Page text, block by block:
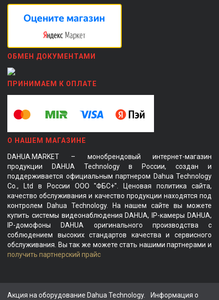
ОБМЕН ДОКУМЕНТАМИ
ПРИНИМАЕМ К ОПЛАТЕ
О НАШЕМ МАГАЗИНЕ
DAHUA.MARKET – монобрендовый интернет-магазин
продукции DAHUA Technology в России, создан и
поддерживается официальным партнером Dahua Technology
Co., Ltd в России ООО "ФБС+". Ценовая политика сайта,
качество обслуживания и качество продукции находятся под
контролем Dahua Technology. На нашем сайте вы можете
купить системы видеонаблюдения DAHUA, IP-камеры DAHUA,
IP-домофоны DAHUA оригинального производства с
соблюдением высоких стандартов качества и сервисного
обслуживания. Вы так же можете стать нашими партнерами и
получить партнерский прайс
Акция на оборудование Dahua Technology. Информация о